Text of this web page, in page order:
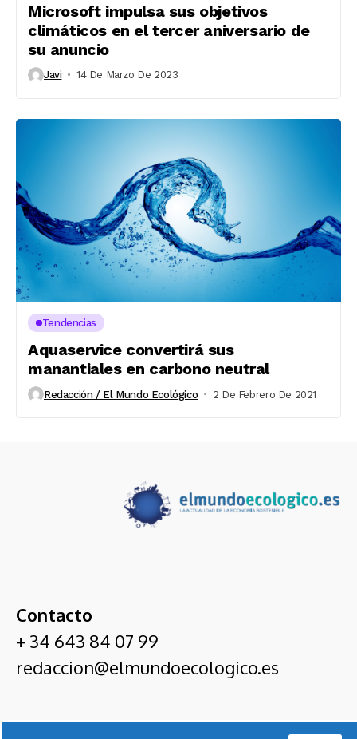
Microsoft impulsa sus objetivos
climáticos en el tercer aniversario de
su anuncio
Javi 14 De Marzo De 2023
Tendencias
Aquaservice convertirá sus
manantiales en carbono neutral
Redacción / El Mundo Ecológico 2 De Febrero De 2021
Contacto
+ 34 643 84 07 99
redaccion@elmundoecologico.es